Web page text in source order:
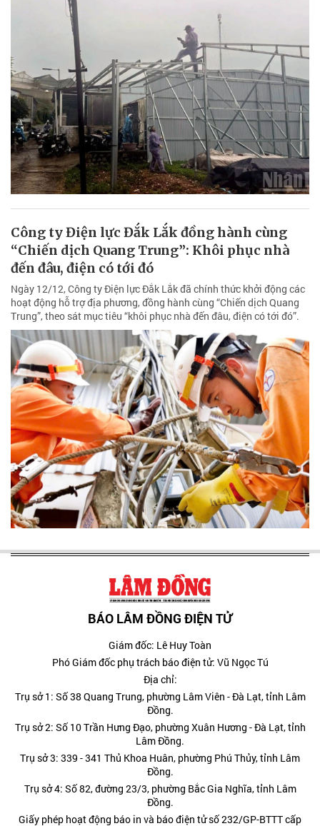
Công ty Điện lực Đắk Lắk đồng hành cùng
“Chiến dịch Quang Trung”: Khôi phục nhà
đến đâu, điện có tới đó
Ngày 12/12, Công ty Điện lực Đắk Lắk đã chính thức khởi động các
hoạt động hỗ trợ địa phương, đồng hành cùng “Chiến dịch Quang
Trung”, theo sát mục tiêu “khôi phục nhà đến đâu, điện có tới đó”.
BÁO LÂM ĐỒNG ĐIỆN TỬ
Giám đốc: Lê Huy Toàn
Phó Giám đốc phụ trách báo điện tử: Vũ Ngọc Tú
Địa chỉ:
Trụ sở 1: Số 38 Quang Trung, phường Lâm Viên - Đà Lạt, tỉnh Lâm
Đồng.
Trụ sở 2: Số 10 Trần Hưng Đạo, phường Xuân Hương - Đà Lạt, tỉnh
Lâm Đồng.
Trụ sở 3: 339 - 341 Thủ Khoa Huân, phường Phú Thủy, tỉnh Lâm
Đồng.
Trụ sở 4: Số 82, đường 23/3, phường Bắc Gia Nghĩa, tỉnh Lâm
Đồng.
Giấy phép hoạt động báo in và báo điện tử số 232/GP-BTTT cấp